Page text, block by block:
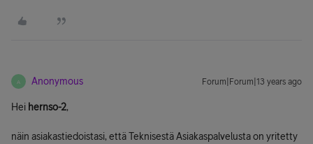
A Anonymous Forum|Forum|13 years ago
Hei hernso-2,
näin asiakastiedoistasi, että Teknisestä Asiakaspalvelusta on yritetty